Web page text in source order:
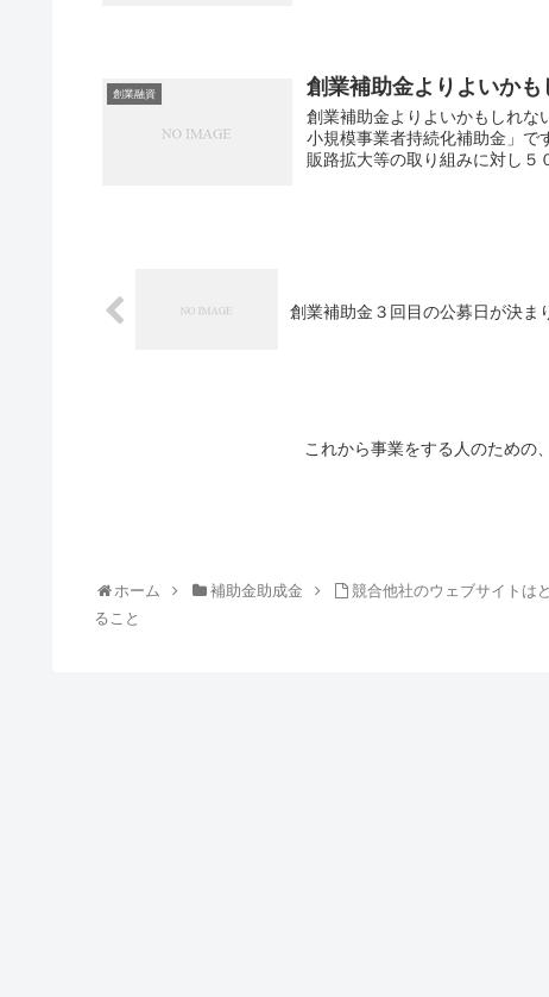
創業融資 創業補助金よりよいかも
創業補助金よりよいかもしれな
小規模事業者持続化補助金」で
販路拡大等の取り組みに対し５
創業補助金３回目の公募日が決ま
これから事業をする人のための
ホーム 補助金助成金
競合他社のウェブサイトは
ること